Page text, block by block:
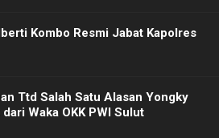
Kombo Resmi Jabat Kapolres
Ttd Salah Satu Alasan Yongky
Waka OKK PWI Sulut